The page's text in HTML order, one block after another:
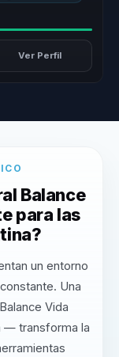
Ver Perfil
Balance
para las
un entorno
Una
Vida
— transforma la